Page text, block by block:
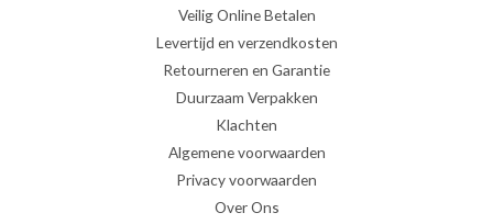
Veilig Online Betalen
Levertijd en verzendkosten
Retourneren en Garantie
Duurzaam Verpakken
Klachten
Algemene voorwaarden
Privacy voorwaarden
Over Ons